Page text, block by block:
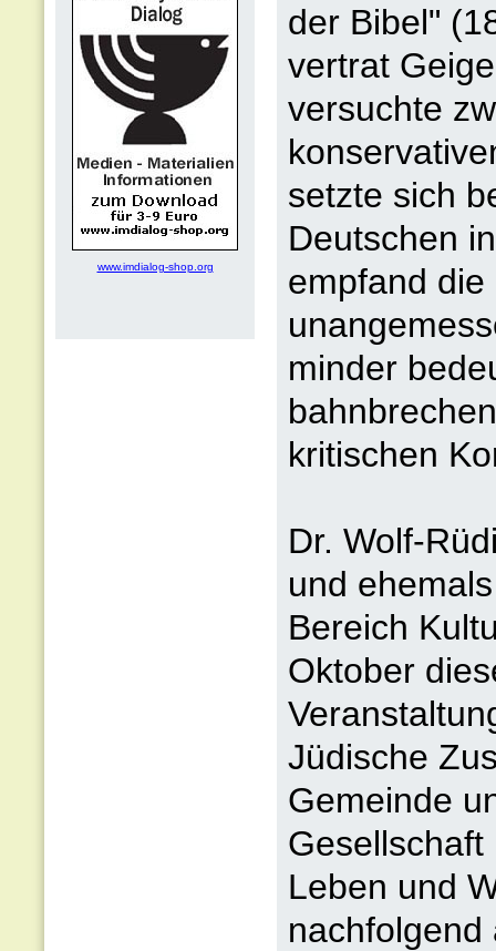
www.imdialog-shop.org
der Bibel"
vertrat
versuchte
setzte sich
Deutschen
empfand
minder
kritischen
Dr. Wolf-
und
Bereich
Oktober
Jüdische
Gemeinde
Leben und
nachfolgend